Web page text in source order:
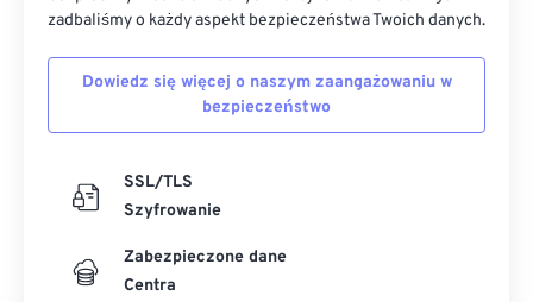
zadbaliśmy o każdy aspekt bezpieczeństwa Twoich danych.
Dowiedz się więcej o naszym zaangażowaniu w
bezpieczeństwo
SSL/TLS
Szyfrowanie
Zabezpieczone dane
Centra